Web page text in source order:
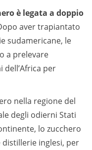
è legata a doppio
aver trapiantato
sudamericane, le
a prelevare
per
nella regione del
degli odierni Stati
lo zucchero
inglesi, per